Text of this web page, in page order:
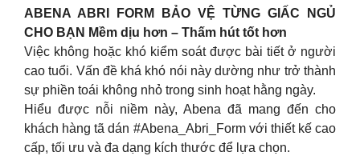
ABENA ABRI FORM BẢO VỆ TỪNG GIẤC NGỦ
CHO BẠN Mềm dịu hơn – Thấm hút tốt hơn
Việc không hoặc khó kiểm soát được bài tiết ở người
cao tuổi. Vấn đề khá khó nói này dường như trở thành
sự phiền toái không nhỏ trong sinh hoạt hằng ngày.
Hiểu được nỗi niềm này, Abena đã mang đến cho
khách hàng tã dán #Abena_Abri_Form với thiết kế cao
cấp, tối ưu và đa dạng kích thước để lựa chọn.